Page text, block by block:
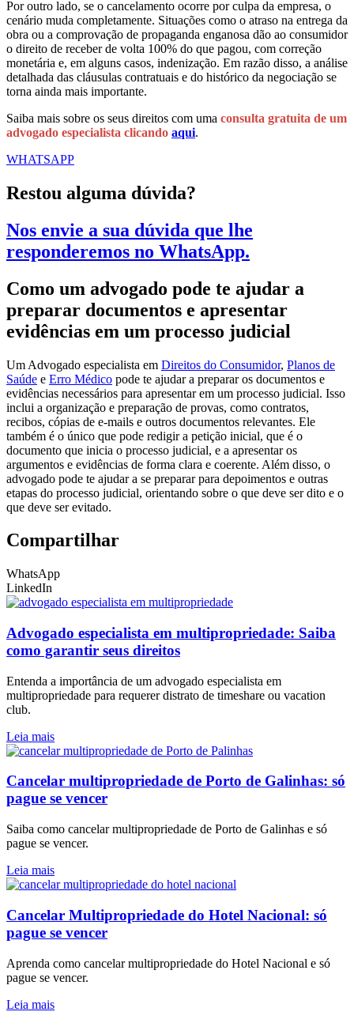
Por outro lado, se o cancelamento ocorre por culpa da empresa, o
cenário muda completamente. Situações como o atraso na entrega da
obra ou a comprovação de propaganda enganosa dão ao consumidor
o direito de receber de volta 100% do que pagou, com correção
monetária e, em alguns casos, indenização. Em razão disso, a análise
detalhada das cláusulas contratuais e do histórico da negociação se
torna ainda mais importante.
Saiba mais sobre os seus direitos com uma consulta gratuita de um
advogado especialista clicando aqui.
WHATSAPP
Restou alguma dúvida?
Nos envie a sua dúvida que lhe
responderemos no WhatsApp.
Como um advogado pode te ajudar a
preparar documentos e apresentar
evidências em um processo judicial
Um Advogado especialista em Direitos do Consumidor, Planos de
Saúde e Erro Médico pode te ajudar a preparar os documentos e
evidências necessários para apresentar em um processo judicial. Isso
inclui a organização e preparação de provas, como contratos,
recibos, cópias de e-mails e outros documentos relevantes. Ele
também é o único que pode redigir a petição inicial, que é o
documento que inicia o processo judicial, e a apresentar os
argumentos e evidências de forma clara e coerente. Além disso, o
advogado pode te ajudar a se preparar para depoimentos e outras
etapas do processo judicial, orientando sobre o que deve ser dito e o
que deve ser evitado.
Compartilhar
WhatsApp
LinkedIn
Advogado especialista em multipropriedade: Saiba
como garantir seus direitos
Entenda a importância de um advogado especialista em
multipropriedade para requerer distrato de timeshare ou vacation
club.
Leia mais
Cancelar multipropriedade de Porto de Galinhas: só
pague se vencer
Saiba como cancelar multipropriedade de Porto de Galinhas e só
pague se vencer.
Leia mais
Cancelar Multipropriedade do Hotel Nacional: só
pague se vencer
Aprenda como cancelar multipropriedade do Hotel Nacional e só
pague se vencer.
Leia mais